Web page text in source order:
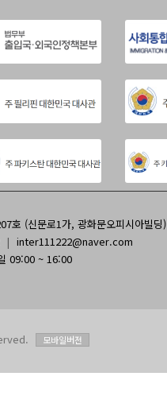
호 (신문로1가, 광화문오피시아빌딩)
| inter111222@naver.com
09:00 ~ 16:00
모바일버전